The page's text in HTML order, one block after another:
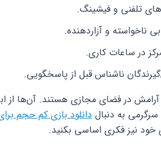
تلفنی و فیشینگ.
ناخواسته و آزاردهنده.
در ساعات کاری.
ناشناس قبل از پاسخگویی.
آرامش در فضای مجازی هستند. آن‌ها از
به دنبال دانلود بازی کم حجم برای
خود نیز فکری اساسی بکنید.